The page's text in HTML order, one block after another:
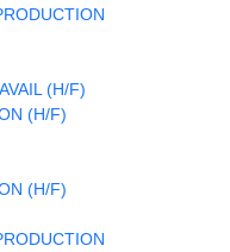
(H/F)
(H/F)
(H/F)